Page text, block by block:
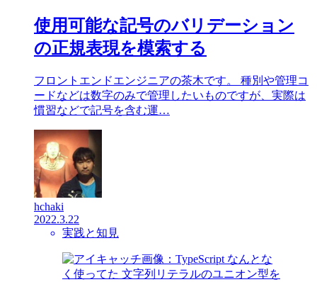
使用可能な記号のバリデーション
の正規表現を模索する
フロントエンドエンジニアの茶木です。 種別や管理コ
ードなどは数字のみで管理したいものですが、実際は
慣習などで記号を含む運…
hchaki
2022.3.22
実践と知見